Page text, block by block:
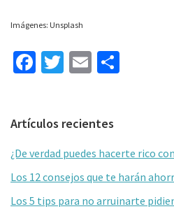
Imágenes: Unsplash
Fa
o
o
k
T
er
E
l
ar
tir
Barra
lateral
primaria
Artículos recientes
¿De verdad puedes hacerte rico
Los 12 consejos que te harán
Los 5 tips para no arruinarte